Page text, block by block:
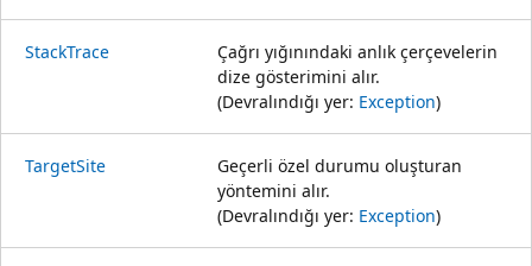
StackTrace
Çağrı yığınındaki anlık çerçevelerin
dize gösterimini alır.
(Devralındığı yer: Exception)
TargetSite
Geçerli özel durumu oluşturan
yöntemini alır.
(Devralındığı yer: Exception)